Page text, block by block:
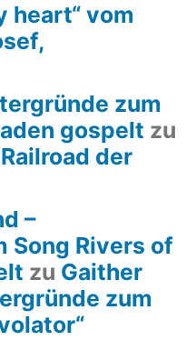
heart“ vom
zum
gospelt zu
der
–
Song Rivers of
zu Gaither
zum